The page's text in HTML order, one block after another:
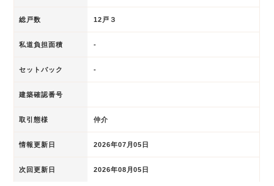
総戸数 12戸３
私道負担面積 -
セットバック -
建築確認番号
取引態様 仲介
情報更新日 2026年07月05日
次回更新日 2026年08月05日